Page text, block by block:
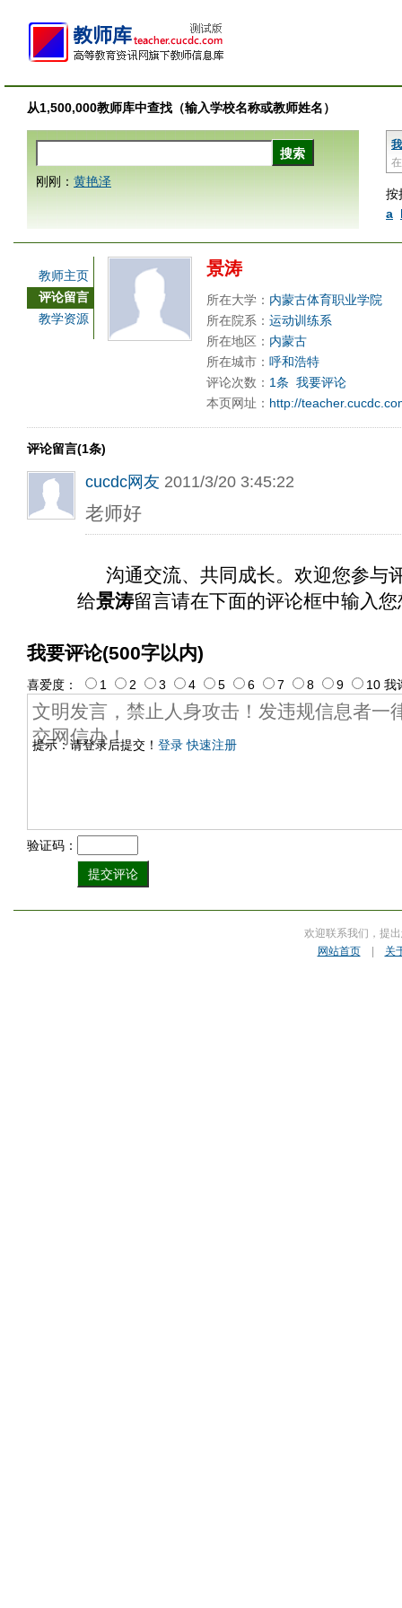
从1,500,000教师库中查找（输入学校名称或教师姓名）
按
a
刚刚： 黄艳泽
教师主页
评论留言
教学资源
景涛
所在大学： 内蒙古体育职业学院
所在院系： 运动训练系
所在地区： 内蒙古
所在城市： 呼和浩特
评论次数： 1条 我要评论
本页网址： http://
评论留言(1条)
cucdc网友 2011/3/20 3:45:22
老师好
沟通交流、共同成长。欢迎您参与
给景涛留言请在下面的评论框中输入
我要评论(500字以内)
提示：请登录后提交！ 登录 快速注册
喜爱度： 1 2 3 4 5 6 7 8 9 10 我
验证码：
欢迎联系我们，提
网站首页| 关